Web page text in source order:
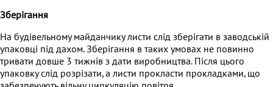
Зберігання
На будівельному майданчику листи слід зберігати в заводській
упаковці під дахом. Зберігання в таких умовах не повинно
тривати довше 3 тижнів з дати виробництва. Після цього
упаковку слід розрізати, а листи прокласти прокладками, що